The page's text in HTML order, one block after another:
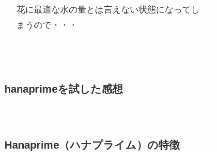
花に最適な水の量とは言えない状態になってし
まうので・・・
hanaprimeを試した感想
Hanaprime（ハナプライム）の特徴